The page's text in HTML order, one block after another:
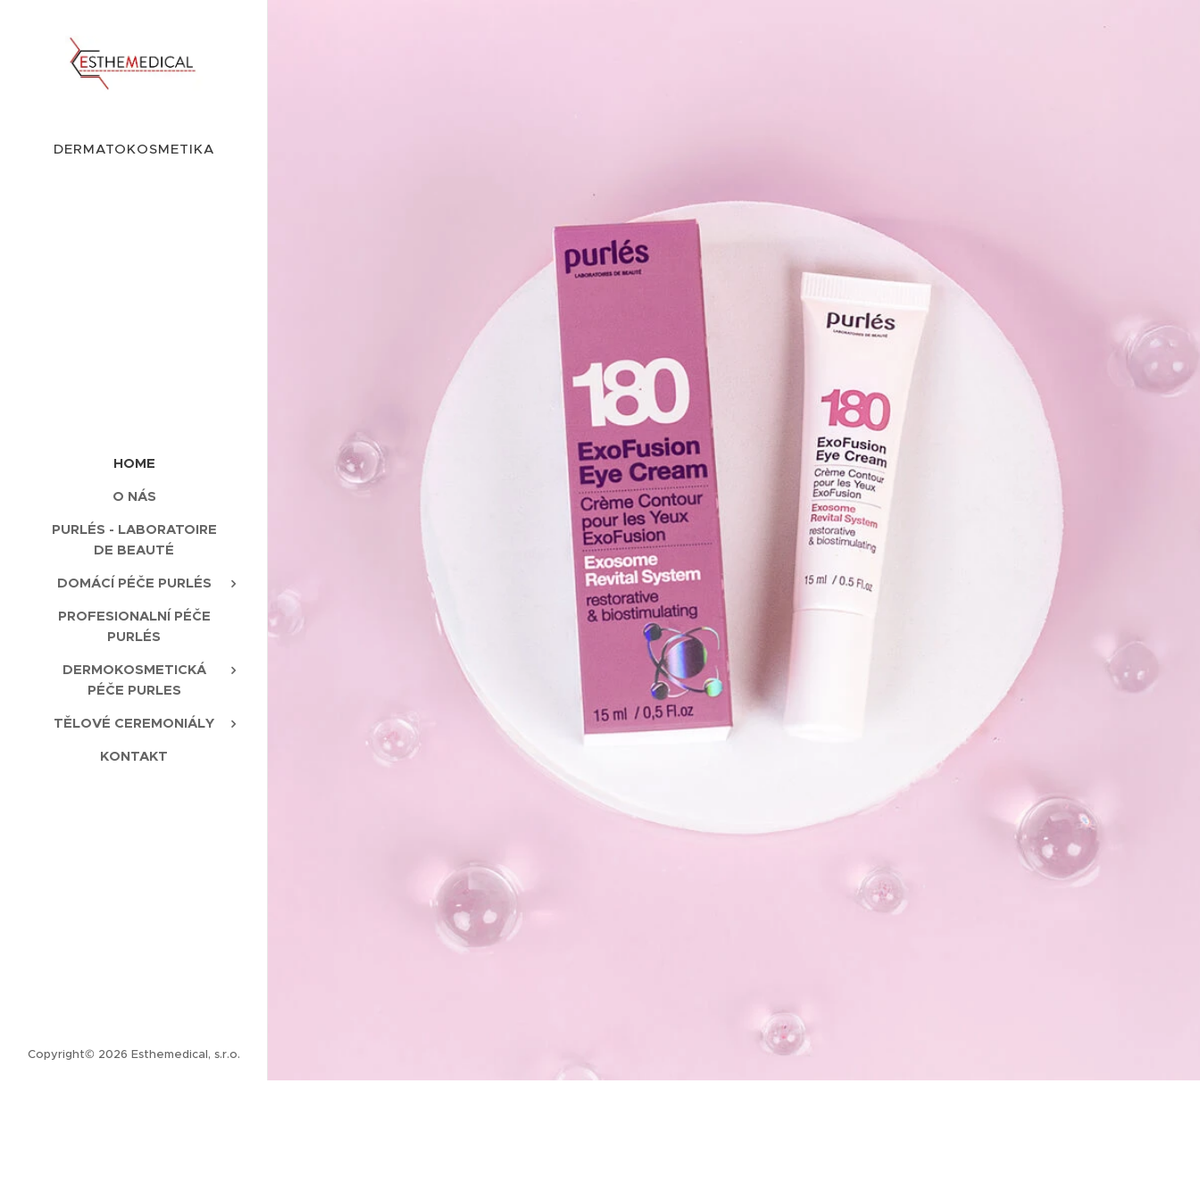
DERMATOKOSMETIKA
HOME
O NÁS
PURLÉS - LABORATOIRE
DE BEAUTÉ
DOMÁCÍ PÉČE PURLÉS
PROFESIONALNÍ PÉČE
PURLÉS
DERMOKOSMETICKÁ
PÉČE PURLES
TĚLOVÉ CEREMONIÁLY
KONTAKT
Copyright© 2026 Esthemedical, s.r.o.